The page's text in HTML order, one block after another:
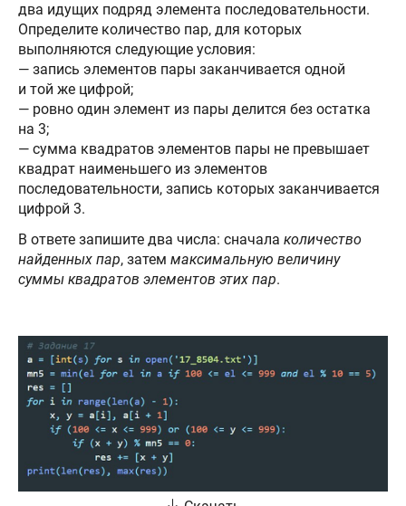
два идущих подряд элемента последовательности.
Определите количество пар, для которых
выполняются следующие условия:
— запись элементов пары заканчивается одной
и той же цифрой;
— ровно один элемент из пары делится без остатка
на 3;
— сумма квадратов элементов пары не превышает
квадрат наименьшего из элементов
последовательности, запись которых заканчивается
цифрой 3.
В ответе запишите два числа: сначала количество
найденных пар, затем максимальную величину
суммы квадратов элементов этих пар.